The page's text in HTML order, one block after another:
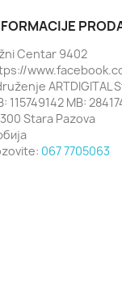
Centar 9402
ARTDIGITAL
115749142 MB:
Stara Pazova
067 7705063